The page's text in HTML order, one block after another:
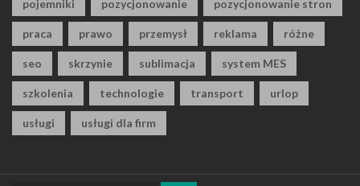
pojemniki pozycjonowanie pozycjonowanie stron
praca prawo przemysł reklama różne
seo skrzynie sublimacja system MES
szkolenia technologie transport urlop
usługi usługi dla firm